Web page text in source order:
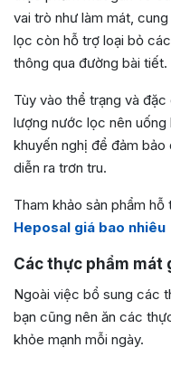
vai trò như làm mát,
lọc còn hỗ trợ loại bỏ
thông qua đường bài tiết.
Tùy vào thể trạng và
lượng nước lọc nên uống
khuyến nghị để đảm
diễn ra trơn tru.
Tham khảo sản phẩm
Heposal giá bao nhiêu
Các thực phẩm mát
Ngoài việc bổ sung các
bạn cũng nên ăn các
khỏe mạnh mỗi ngày.